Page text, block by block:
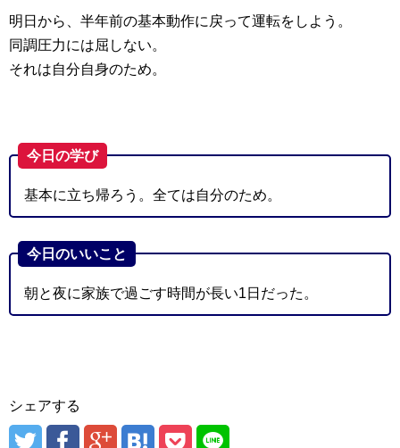
明日から、半年前の基本動作に戻って運転をしよう。
同調圧力には屈しない。
それは自分自身のため。
今日の学び
基本に立ち帰ろう。全ては自分のため。
今日のいいこと
朝と夜に家族で過ごす時間が長い1日だった。
シェアする